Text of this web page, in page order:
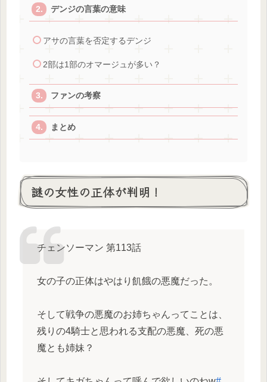
デンジの言葉の意味
アサの言葉を否定するデンジ
2部は1部のオマージュが多い？
ファンの考察
まとめ
謎の女性の正体が判明！
チェンソーマン 第113話
女の子の正体はやはり飢餓の悪魔だった。
そして戦争の悪魔のお姉ちゃんってことは、
残りの4騎士と思われる支配の悪魔、死の悪
魔とも姉妹？